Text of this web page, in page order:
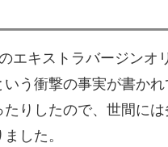
エキストラバージンオ
いう衝撃の事実が書か
りしたので、世間に
した。